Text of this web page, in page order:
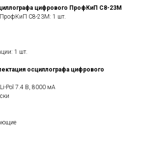
цифрового ПрофКиП С8-23М
С8-23М: 1 шт.
1 шт.
осциллографа цифрового
Pol 7.4 В, 8000 мА